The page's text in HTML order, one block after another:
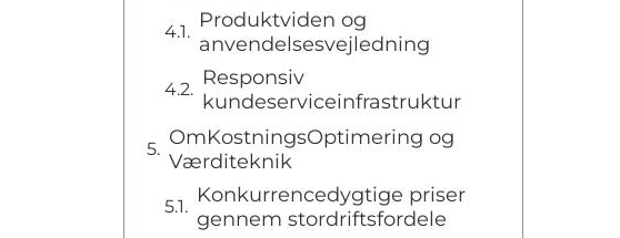
Produktviden og
anvendelsesvejledning
Responsiv
kundeserviceinfrastruktur
OmKostningsOptimering og
Værditeknik
Konkurrencedygtige priser
gennem stordriftsfordele